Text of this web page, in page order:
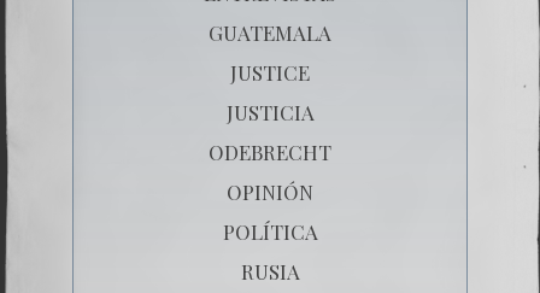
GUATEMALA
JUSTICE
JUSTICIA
ODEBRECHT
OPINIÓN
POLÍTICA
RUSIA